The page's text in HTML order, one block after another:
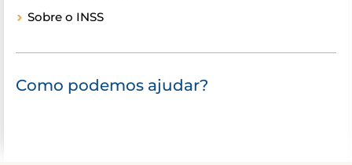
Sobre o INSS
Como podemos ajudar?